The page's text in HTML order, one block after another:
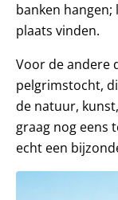
banken hangen;
plaats vinden.
Voor de andere
pelgrimstocht,
de natuur,
graag nog eens
echt een